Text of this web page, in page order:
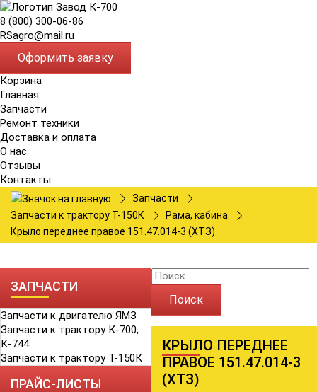
8 (800) 300-06-86
RSagro@mail.ru
Оформить заявку
Корзина
Главная
Запчасти
Ремонт техники
Доставка и оплата
О нас
Отзывы
Контакты
Запчасти
Запчасти к трактору Т-150К
Рама, кабина
Крыло переднее правое 151.47.014-3 (ХТЗ)
ЗАПЧАСТИ
Запчасти к двигателю ЯМЗ
Запчасти к трактору К-700,
К-744
Запчасти к трактору Т-150К
ПРАЙС-ЛИСТЫ
Поиск
КРЫЛО ПЕРЕДНЕЕ
ПРАВОЕ 151.47.014-3
(ХТЗ)